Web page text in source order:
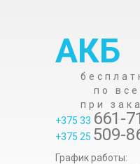
АКБ
по
при
+375 33 661-
+375 25 509-
График работы: